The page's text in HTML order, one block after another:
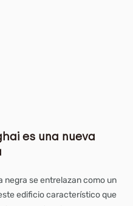
es una nueva
negra se entrelazan como un
edificio característico que